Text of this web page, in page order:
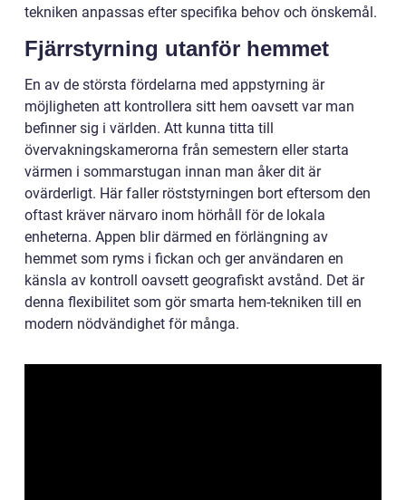
tekniken anpassas efter specifika behov och önskemål.
Fjärrstyrning utanför hemmet
En av de största fördelarna med appstyrning är
möjligheten att kontrollera sitt hem oavsett var man
befinner sig i världen. Att kunna titta till
övervakningskamerorna från semestern eller starta
värmen i sommarstugan innan man åker dit är
ovärderligt. Här faller röststyrningen bort eftersom den
oftast kräver närvaro inom hörhåll för de lokala
enheterna. Appen blir därmed en förlängning av
hemmet som ryms i fickan och ger användaren en
känsla av kontroll oavsett geografiskt avstånd. Det är
denna flexibilitet som gör smarta hem-tekniken till en
modern nödvändighet för många.